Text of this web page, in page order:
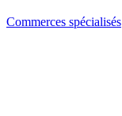
Commerces spécialisés